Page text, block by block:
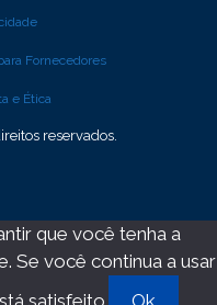
reservados.
Fornecedores
e Ética
que você tenha a
Se você continua a usar
satisfeito.
Ok